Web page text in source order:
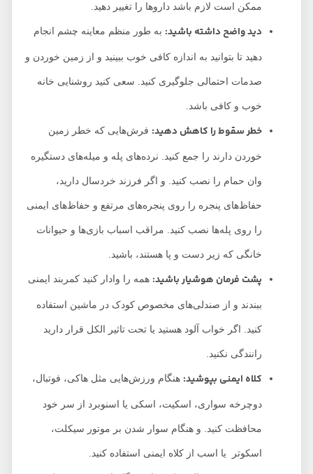
ممکن است لازم باشد داروها را تغییر دهید.
دید واضح داشته باشید:به طور منظم معاینه چشم انجام
دهید تا بتوانید به اندازه کافی خوب ببینید و از زمین خوردن و
صدمات احتمالی جلوگیری کنید. سعی کنید روشنایی خانه
خوب و کافی باشد.
خطر سقوط را کاهش دهید:فرش‌هایی که خطر زمین
خوردن دارند را جمع کنید. نرده‌های پله و میله‌های دستگیره
وان حمام را نصب کنید. و اگر فرزند خردسال دارید،
حفاظ‌های پنجره را روی پنجره‌های مرتفع و حفاظ‌های ایمنی
را روی پله‌ها نصب کنید. مراقب اسباب بازی‌ها و حیوانات
خانگی که زیر دست و پا هستند، باشید.
پشت فرمان هوشیار باشید:همه را وادار کنید کمربند ایمنی
ببندند و از صندلی‌های مخصوص کودک در ماشین استفاده
کنید. اگر خواب آلود هستید یا تحت تاثیر الکل قرار دارید
رانندگی نکنید.
کلاه ایمنی بپوشید:هنگام ورزش‌هایی مثل هاکی، فوتبال،
دوچرخه سواری، اسکیت، اسکی یا اسنوبرد از سر خود
محافظت کنید. و هنگام سوار شدن بر موتور سیکلت،
اسکوتر یا اسب از کلاه ایمنی استفاده کنید.